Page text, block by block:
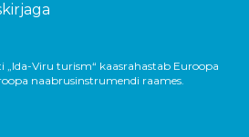
„Ida-Viru turism“ kaasrahastab Euroopa
naabrusinstrumendi raames.